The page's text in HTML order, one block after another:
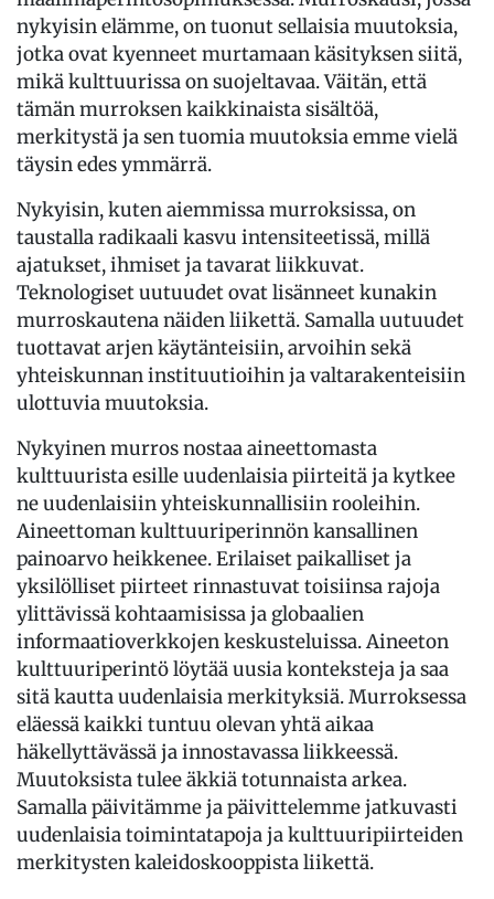
nykyisin elämme, on tuonut sellaisia muutoksia,
jotka ovat kyenneet murtamaan käsityksen siitä,
mikä kulttuurissa on suojeltavaa. Väitän, että
tämän murroksen kaikkinaista sisältöä,
merkitystä ja sen tuomia muutoksia emme vielä
täysin edes ymmärrä.
Nykyisin, kuten aiemmissa murroksissa, on
taustalla radikaali kasvu intensiteetissä, millä
ajatukset, ihmiset ja tavarat liikkuvat.
Teknologiset uutuudet ovat lisänneet kunakin
murroskautena näiden liikettä. Samalla uutuudet
tuottavat arjen käytänteisiin, arvoihin sekä
yhteiskunnan instituutioihin ja valtarakenteisiin
ulottuvia muutoksia.
Nykyinen murros nostaa aineettomasta
kulttuurista esille uudenlaisia piirteitä ja kytkee
ne uudenlaisiin yhteiskunnallisiin rooleihin.
Aineettoman kulttuuriperinnön kansallinen
painoarvo heikkenee. Erilaiset paikalliset ja
yksilölliset piirteet rinnastuvat toisiinsa rajoja
ylittävissä kohtaamisissa ja globaalien
informaatioverkkojen keskusteluissa. Aineeton
kulttuuriperintö löytää uusia konteksteja ja saa
sitä kautta uudenlaisia merkityksiä. Murroksessa
eläessä kaikki tuntuu olevan yhtä aikaa
häkellyttävässä ja innostavassa liikkeessä.
Muutoksista tulee äkkiä totunnaista arkea.
Samalla päivitämme ja päivittelemme jatkuvasti
uudenlaisia toimintatapoja ja kulttuuripiirteiden
merkitysten kaleidoskooppista liikettä.